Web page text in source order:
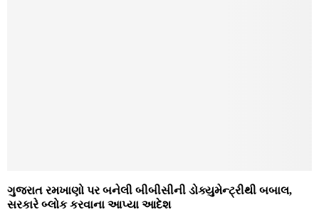
ગુજરાત રમખાણો પર બનેલી બીબીસીની ડોક્યુમેન્ટ્રીથી બબાલ,
સરકારે બ્લોક કરવાના આપ્યા આદેશ